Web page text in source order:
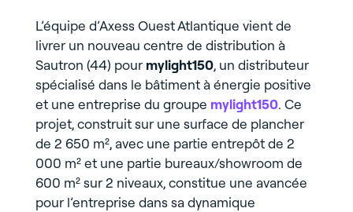
L’équipe d’Axess Ouest Atlantique vient de
livrer un nouveau centre de distribution à
Sautron (44) pour mylight150, un distributeur
spécialisé dans le bâtiment à énergie positive
et une entreprise du groupe mylight150. Ce
projet, construit sur une surface de plancher
de 2 650 m², avec une partie entrepôt de 2
000 m² et une partie bureaux/showroom de
600 m² sur 2 niveaux, constitue une avancée
pour l’entreprise dans sa dynamique